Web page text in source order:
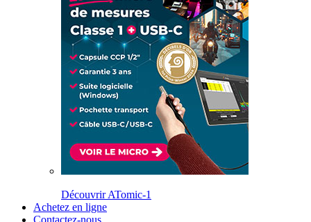
Découvrir ATomic-1
Achetez en ligne
Contactez-nous